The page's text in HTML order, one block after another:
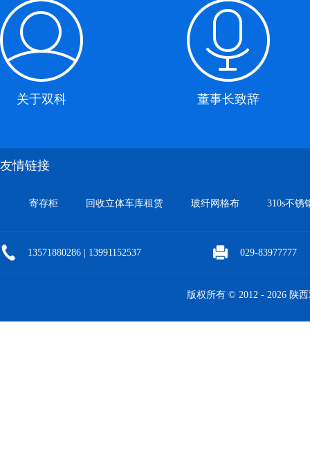
关于双科 董事长致辞
友情链接
寄存柜 回收立体车库租赁 玻纤网格布 310s不锈
13571880286 | 13991152537 029-83977777
版权所有 © 2012 - 2026 陕